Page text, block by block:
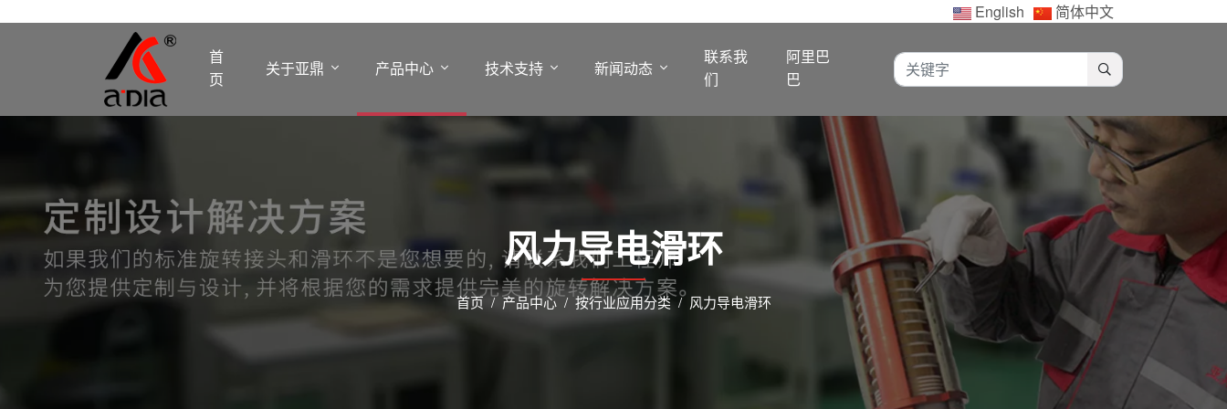
English 简体中文
首
页
关于亚鼎 产品中心 技术支持 新闻动态
联系我
们
阿里巴
巴
风力导电滑环
首页 产品中心 按行业应用分类 风力导电滑环